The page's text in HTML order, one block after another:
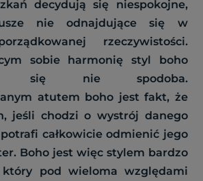
decydują się niespokojne,
nie odnajdujące się w
rzeczywistości.
sobie harmonię styl boho
się nie spodoba.
atutem boho jest fakt, że
jeśli chodzi o wystrój danego
całkowicie odmienić jego
Boho jest więc stylem bardzo
który pod wieloma względami